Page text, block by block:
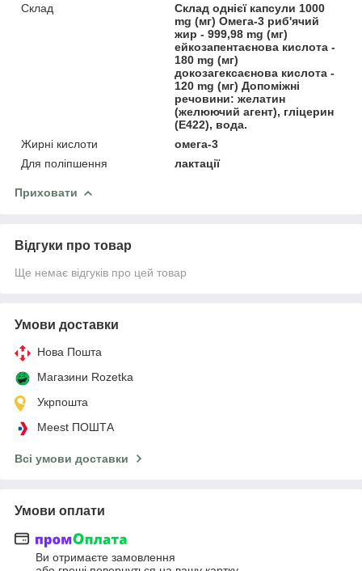
Склад
Склад однієї капсули 1000
mg (мг) Омега-3 риб'ячий
жир - 999,98 mg (мг)
ейкозапентаєнова кислота -
180 mg (мг)
докозагексаєнова кислота -
120 mg (мг) Допоміжні
речовини: желатин
(желюючий агент), гліцерин
(Е422), вода.
Жирні кислоти
омега-3
Для поліпшення
лактації
Приховати
Відгуки про товар
Ще немає відгуків про цей товар
Умови доставки
Нова Пошта
Магазини Rozetka
Укрпошта
Meest ПОШТА
Всі умови доставки
Умови оплати
Ви отримаєте замовлення